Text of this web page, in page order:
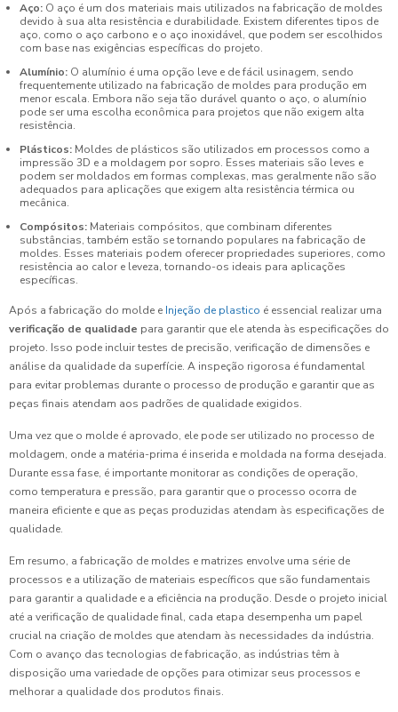
Aço: O aço é um dos materiais mais utilizados na fabricação de moldes
devido à sua alta resistência e durabilidade. Existem diferentes tipos de
aço, como o aço carbono e o aço inoxidável, que podem ser escolhidos
com base nas exigências específicas do projeto.
Alumínio: O alumínio é uma opção leve e de fácil usinagem, sendo
frequentemente utilizado na fabricação de moldes para produção em
menor escala. Embora não seja tão durável quanto o aço, o alumínio
pode ser uma escolha econômica para projetos que não exigem alta
resistência.
Plásticos: Moldes de plásticos são utilizados em processos como a
impressão 3D e a moldagem por sopro. Esses materiais são leves e
podem ser moldados em formas complexas, mas geralmente não são
adequados para aplicações que exigem alta resistência térmica ou
mecânica.
Compósitos: Materiais compósitos, que combinam diferentes
substâncias, também estão se tornando populares na fabricação de
moldes. Esses materiais podem oferecer propriedades superiores, como
resistência ao calor e leveza, tornando-os ideais para aplicações
específicas.
Após a fabricação do molde e Injeção de plastico é essencial realizar uma
verificação de qualidade para garantir que ele atenda às especificações do
projeto. Isso pode incluir testes de precisão, verificação de dimensões e
análise da qualidade da superfície. A inspeção rigorosa é fundamental
para evitar problemas durante o processo de produção e garantir que as
peças finais atendam aos padrões de qualidade exigidos.
Uma vez que o molde é aprovado, ele pode ser utilizado no processo de
moldagem, onde a matéria-prima é inserida e moldada na forma desejada.
Durante essa fase, é importante monitorar as condições de operação,
como temperatura e pressão, para garantir que o processo ocorra de
maneira eficiente e que as peças produzidas atendam às especificações de
qualidade.
Em resumo, a fabricação de moldes e matrizes envolve uma série de
processos e a utilização de materiais específicos que são fundamentais
para garantir a qualidade e a eficiência na produção. Desde o projeto inicial
até a verificação de qualidade final, cada etapa desempenha um papel
crucial na criação de moldes que atendam às necessidades da indústria.
Com o avanço das tecnologias de fabricação, as indústrias têm à
disposição uma variedade de opções para otimizar seus processos e
melhorar a qualidade dos produtos finais.